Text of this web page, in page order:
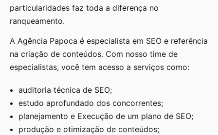
particularidades faz toda a diferença no
ranqueamento.
A Agência Papoca é especialista em SEO e referência
na criação de conteúdos. Com nosso time de
especialistas, você tem acesso a serviços como:
auditoria técnica de SEO;
estudo aprofundado dos concorrentes;
planejamento e Execução de um plano de SEO;
produção e otimização de conteúdos;